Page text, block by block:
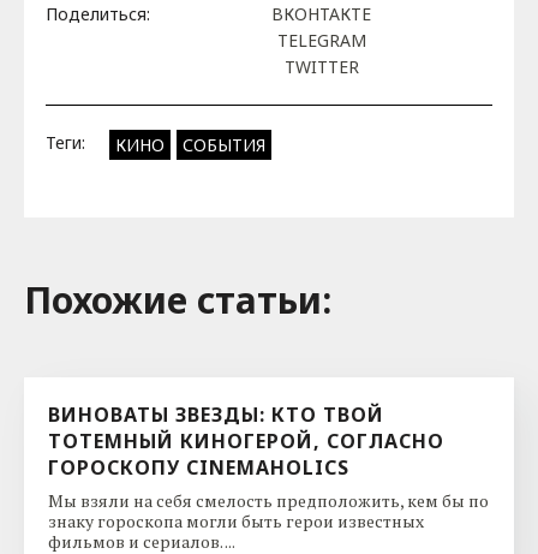
Поделиться:
ВКОНТАКТЕ
TELEGRAM
TWITTER
Теги: КИНО СОБЫТИЯ
Похожие cтатьи:
ВИНОВАТЫ ЗВЕЗДЫ: КТО ТВОЙ
ТОТЕМНЫЙ КИНОГЕРОЙ, СОГЛАСНО
ГОРОСКОПУ CINEMAHOLICS
Мы взяли на себя смелость предположить, кем бы по
знаку гороскопа могли быть герои известных
фильмов и сериалов. ...